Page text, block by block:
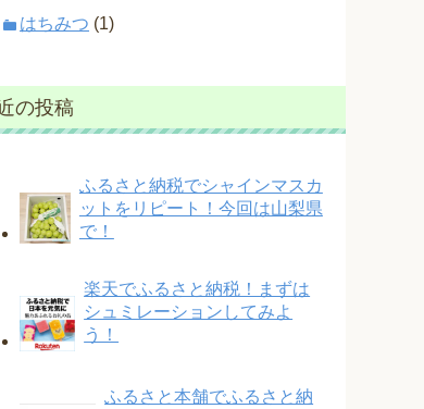
はちみつ (1)
の投稿
ふるさと納税でシャインマスカ
ットをリピート！今回は山梨県
で！
楽天でふるさと納税！まずは
シュミレーションしてみよ
う！
ふるさと本舗でふるさと納